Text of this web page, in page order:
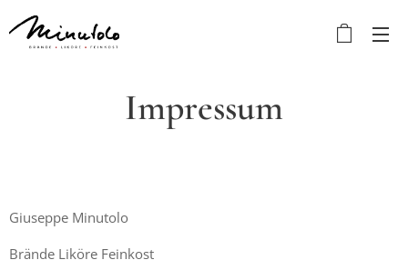
Impressum
Giuseppe Minutolo
Brände Liköre Feinkost